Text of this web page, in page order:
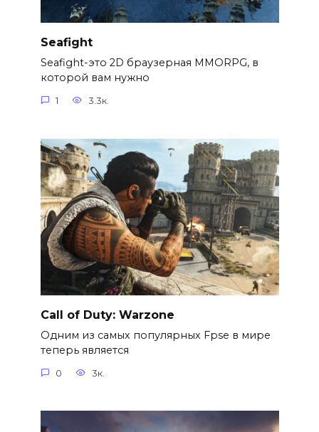
Seafight
Seafight-это 2D браузерная MMORPG, в
которой вам нужно
1 3.3к.
Call of Duty: Warzone
Одним из самых популярных Fpse в мире
теперь является
0 3к.